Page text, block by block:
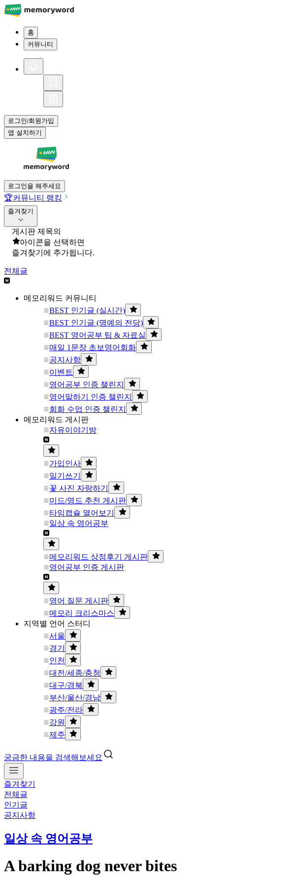
홈
커뮤니티
로그인/회원가입
앱 설치하기
로그인을 해주세요
🏆커뮤니티 랭킹
즐겨찾기
게시판 제목의
아이콘을 선택하면
즐겨찾기에 추가됩니다.
전체글
메모리워드 커뮤니티
BEST 인기글 (실시간)
BEST 인기글 (명예의 전당)
BEST 영어공부 팁 & 자료실
매일 1문장 초보영어회화
공지사항
이벤트
영어공부 인증 챌린지
영어말하기 인증 챌린지
회화 수업 인증 챌린지
메모리워드 게시판
자유이야기방
가입인사
일기쓰기
꽃 사진 자랑하기
미드/영드 추천 게시판
타임캡슐 열어보기
일상 속 영어공부
메모리워드 상점후기 게시판
영어공부 인증 게시판
영어 질문 게시판
메모리 크리스마스
지역별 언어 스터디
서울
경기
인천
대전/세종/충청
대구/경북
부산/울산/경남
광주/전라
강원
제주
궁금한 내용을 검색해보세요
즐겨찾기
전체글
인기글
공지사항
일상 속 영어공부
A barking dog never bites